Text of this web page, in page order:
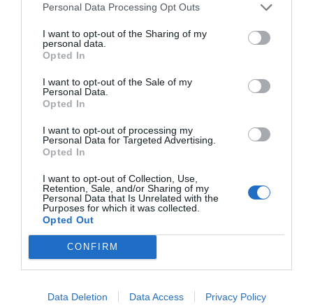
Personal Data Processing Opt Outs
I want to opt-out of the Sharing of my
personal data.
Opted In
I want to opt-out of the Sale of my
Personal Data.
Opted In
I want to opt-out of processing my
Personal Data for Targeted Advertising.
Opted In
I want to opt-out of Collection, Use,
Retention, Sale, and/or Sharing of my
Personal Data that Is Unrelated with the
Purposes for which it was collected.
Opted Out
CONFIRM
Data Deletion Data Access Privacy Policy
governs, sobretot ciutats, i de retruc el sector
industrial s'hi sumarà perquè també haurà de
donar servei a les administracions.
Barcelona, com a ciutat de referència, ha fet ja
res al respecte?
Ells ho decidiran quan ho fan. No conec res a
alguna de les 600 blockchainque existeixen.
Arribarà, segur, perquè els governs seran els que
lideraran el canvi.